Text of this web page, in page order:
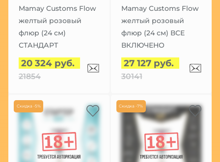
Mamay Customs Flow
желтый розовый
флюр (24 см)
СТАНДАРТ
20 324 руб.
21854
Mamay Customs Flow
желтый розовый
флюр (24 см) ВСЕ
ВКЛЮЧЕНО
27 127 руб.
30141
Скидка -5% Скидка -7%